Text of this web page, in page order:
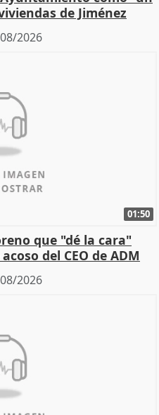
de Jiménez
2026
01:50
que "dé la cara"
del CEO de ADM
2026